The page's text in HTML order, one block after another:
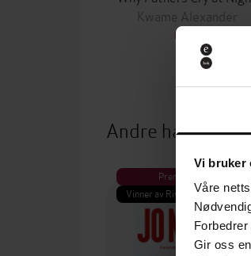
Vi bruker
Våre
Gir oss
Kwame Alexander
EBOK
Andre har også
Premium
Vinner av Rivertonprisen